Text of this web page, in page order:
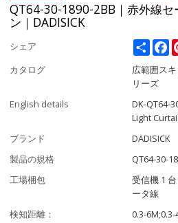
QT64-30-1890-2BB｜赤外線セ
ン｜DADISICK
シェア Share
カタログ
広範囲ス
リーズ
English details
DK-QT64-
Light
ブランド
DADISICK
製品の規格
QT64-30-
工場梱包
受信機 1
ータ線
検知距離：
0.3-6M;0.3-